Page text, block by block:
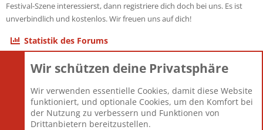
Festival-Szene interessierst, dann registriere dich doch bei uns. Es ist
unverbindlich und kostenlos. Wir freuen uns auf dich!
Statistik des Forums
Themen
Mitglieder
12.425
Neuestes Mitglied
Toddster85
Wir schützen deine Privatsphäre
Wir verwenden essentielle Cookies, damit diese Website
funktioniert, und optionale Cookies, um den Komfort bei
der Nutzung zu verbessern und Funktionen von
Drittanbietern bereitzustellen.